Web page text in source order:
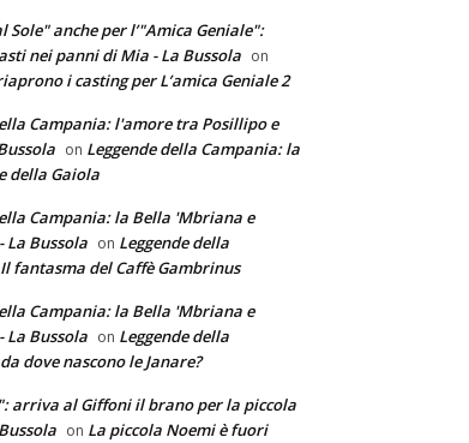
Sole" anche per l’"Amica Geniale":
nei panni di Mia - La Bussola on
i casting per L’amica Geniale 2
Campania: l'amore tra Posillipo e
on Leggende della Campania: la
della Gaiola
Campania: la Bella 'Mbriana e
Bussola on Leggende della
fantasma del Caffè Gambrinus
Campania: la Bella 'Mbriana e
Bussola on Leggende della
dove nascono le Janare?
arriva al Giffoni il brano per la piccola
on La piccola Noemi è fuori